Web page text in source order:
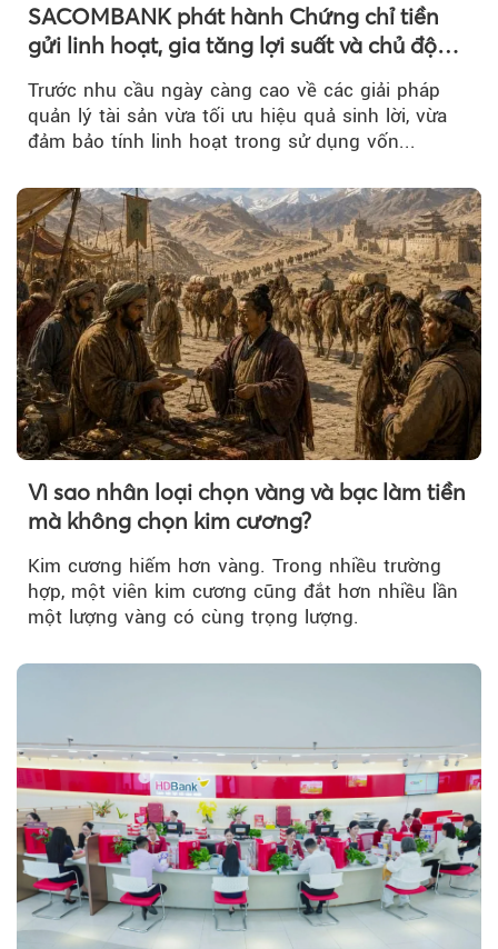
SACOMBANK phát hành Chứng chỉ tiền
gửi linh hoạt, gia tăng lợi suất và chủ động
Trước nhu cầu ngày càng cao về các giải pháp
quản lý tài sản vừa tối ưu hiệu quả sinh lời, vừa
đảm bảo tính linh hoạt trong sử dụng vốn...
Vì sao nhân loại chọn vàng và bạc làm tiền
mà không chọn kim cương?
Kim cương hiếm hơn vàng. Trong nhiều trường
hợp, một viên kim cương cũng đắt hơn nhiều lần
một lượng vàng có cùng trọng lượng.